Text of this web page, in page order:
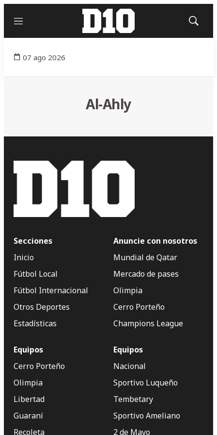
Menú
Mostrar
07 ago 2026
Al-Ahly
Secciones
Inicio
Fútbol Local
Fútbol Internacional
Otros Deportes
Estadísticas
Anuncie con nosotros
Mundial de Qatar
Mercado de pases
Olimpia
Cerro Porteño
Champions League
Equipos
Cerro Porteño
Olimpia
Libertad
Guaraní
Recoleta
Equipos
Nacional
Sportivo Luqueño
Tembetary
Sportivo Ameliano
2 de Mayo